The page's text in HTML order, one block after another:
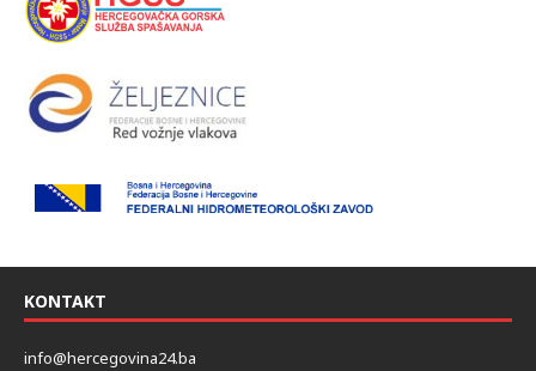
KONTAKT
info@hercegovina24.ba